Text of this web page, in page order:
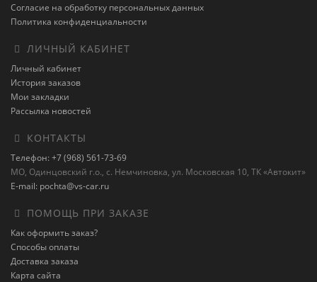
Согласие на обработку персональных данных
Политика конфиденциальности
ЛИЧНЫЙ КАБИНЕТ
Личный кабинет
История заказов
Мои закладки
Рассылка новостей
КОНТАКТЫ
Телефон: +7 (968) 561-73-69
МО, Одинцовский г.о., с. Немчиновка, ул. Московская 10, ТК «Автокит»
E-mail: pochta@vs-car.ru
ПОМОЩЬ ПРИ ЗАКАЗЕ
Как оформить заказ?
Способы оплаты
Доставка заказа
Карта сайта